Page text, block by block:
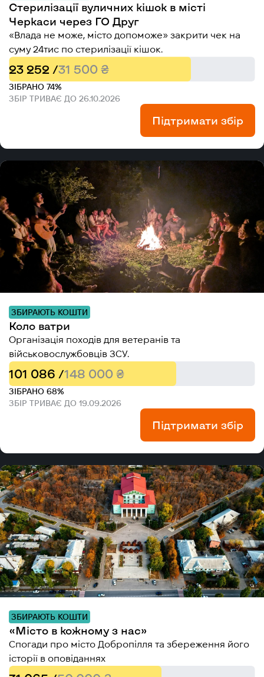
Стерилізації вуличних кішок в місті
Черкаси через ГО Друг
«Влада не може, місто допоможе» закрити чек на
суму 24тис по стерилізації кішок.
23 252 /31 500 ₴
ЗІБРАНО 74%
ЗБІР ТРИВАЄ ДО 26.10.2026
Підтримати збір
ЗБИРАЮТЬ КОШТИ
Коло ватри
Організація походів для ветеранів та
військовослужбовців ЗСУ.
101 086 /148 000 ₴
ЗІБРАНО 68%
ЗБІР ТРИВАЄ ДО 19.09.2026
Підтримати збір
ЗБИРАЮТЬ КОШТИ
«Місто в кожному з нас»
Спогади про місто Добропілля та збереження його
історії в оповіданнях